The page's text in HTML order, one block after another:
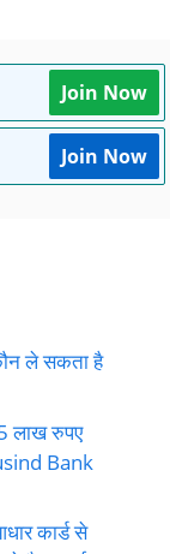
Join Now
Join Now
ले सकता है
लाख रुपए
Bank
कार्ड से